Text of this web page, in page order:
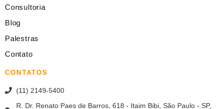
Consultoria
Blog
Palestras
Contato
CONTATOS
(11) 2149-5400
R. Dr. Renato Paes de Barros, 618 - Itaim Bibi, São Paulo - SP,